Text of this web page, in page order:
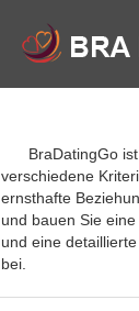
BraDatingGo
verschiedene
ernsthafte
und bauen Sie
und eine
bei.